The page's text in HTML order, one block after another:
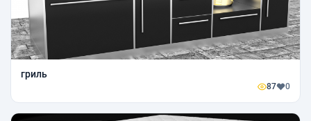
гриль
87 0